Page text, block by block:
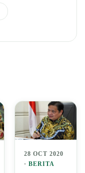
28 OCT 2020
· BERITA